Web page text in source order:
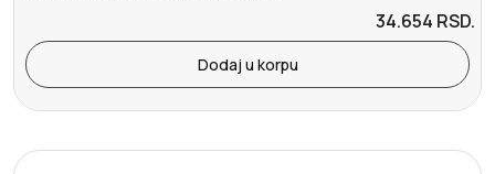
34.654 RSD.
Dodaj u korpu